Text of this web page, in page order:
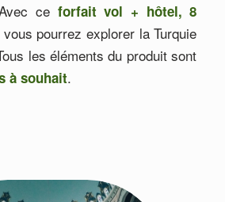
ce forfait vol + hôtel, 8
pourrez explorer la Turquie
les éléments du produit sont
à souhait.